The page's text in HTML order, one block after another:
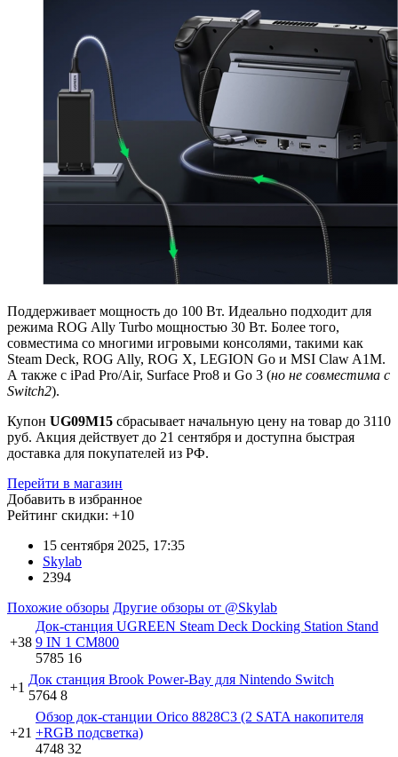
Поддерживает мощность до 100 Вт. Идеально подходит для
режима ROG Ally Turbo мощностью 30 Вт. Более того,
совместима со многими игровыми консолями, такими как
Steam Deck, ROG Ally, ROG X, LEGION Go и MSI Claw A1M.
А также с iPad Pro/Air, Surface Pro8 и Go 3 (но не совместима с
Switch2).
Купон UG09M15 сбрасывает начальную цену на товар до 3110
руб. Акция действует до 21 сентября и доступна быстрая
доставка для покупателей из РФ.
Перейти в магазин
Добавить в избранное
Рейтинг скидки: +10
15 сентября 2025, 17:35
Skylab
2394
Похожие обзоры Другие обзоры от @Skylab
+38
Док-станция UGREEN Steam Deck Docking Station Stand
9 IN 1 CM800
5785 16
+1
Док станция Brook Power-Bay для Nintendo Switch
5764 8
+21
Обзор док-станции Orico 8828C3 (2 SATA накопителя
+RGB подсветка)
4748 32